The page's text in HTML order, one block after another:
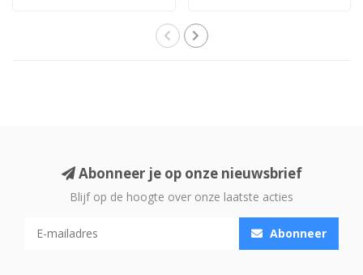
Abonneer je op onze nieuwsbrief
Blijf op de hoogte over onze laatste acties
Abonneer